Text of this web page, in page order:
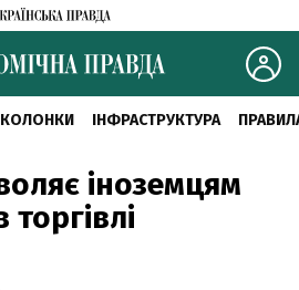
КОЛОНКИ ІНФРАСТРУКТУРА
іноземцям